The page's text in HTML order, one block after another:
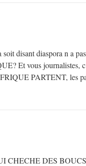
disant diaspora n a
Et vous journalistes,
PARTENT, les
CHECHE DES